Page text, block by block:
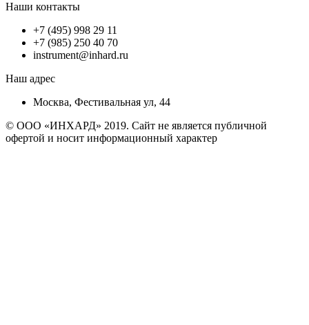
Наши контакты
+7 (495) 998 29 11
+7 (985) 250 40 70
instrument@inhard.ru
Наш адрес
Москва, Фестивальная ул, 44
© ООО «ИНХАРД» 2019. Сайт не является публичной
офертой и носит информационный характер